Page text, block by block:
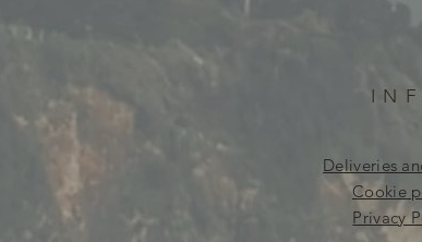
Deliveries
Cookie
Privacy